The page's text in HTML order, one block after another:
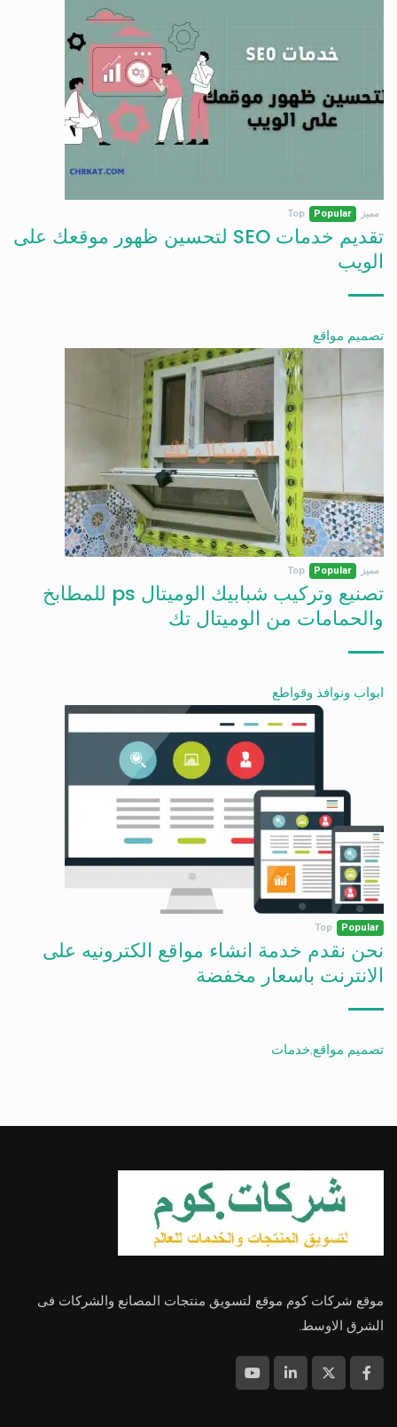
مميز Popular
Top
تقديم خدمات SEO لتحسين ظهور موقعك على
الويب
تصميم مواقع
مميز Popular
Top
تصنيع وتركيب شبابيك الوميتال ps للمطابخ
والحمامات من الوميتال تك
ابواب ونوافذ وقواطع
Popular
Top
نحن نقدم خدمة انشاء مواقع الكترونيه على
الانترنت باسعار مخفضة
تصميم مواقع,خدمات
موقع شركات كوم موقع لتسويق منتجات المصانع والشركات فى
الشرق الاوسط.